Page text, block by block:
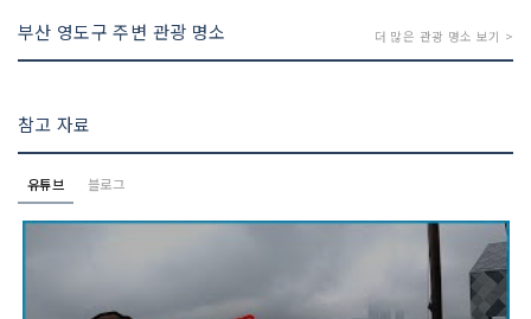
부산 영도구 주변 관광 명소 더 많은 관광 명소 보기 >
참고 자료
유튜브 블로그